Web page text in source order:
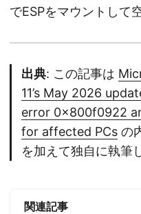
でESPをマウントして
出典: この記事は
11’s May 2026
error 0x800f0922
for affected PCs の
を加えて独自に執筆
関連記事